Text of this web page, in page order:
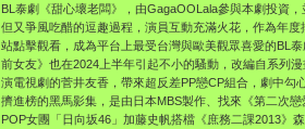
BL泰劇《甜心壞老闆》，由GagaOOLala參與本劇投資
但又爭風吃醋的逗趣過程，演員互動充滿火花，作為年
站點擊觀看，成為平台上最受台灣與歐美觀眾喜愛的BL
前女友》也在2024上半年引起不小的騷動，改編自系列
演電視劇的菅井友香，帶來超反差PP戀CP組合，劇中
擠進榜的黑馬影集，是由日本MBS製作、找來《第二次
POP女團「日向坂46」加藤史帆搭檔《庶務二課2013》